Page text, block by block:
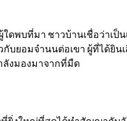
ดพบที่มา ชาวบ้านเชื่อว่าเป็
บยอมจำนนต่อเขา ผู้ที่ได้ยินเ
ลังมองมาจากที่มืด